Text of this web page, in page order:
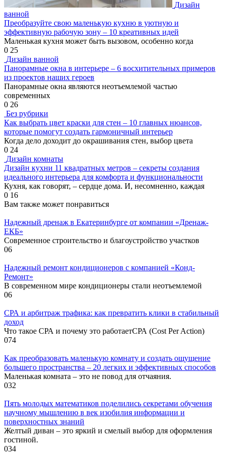
Дизайн
ванной
Преобразуйте свою маленькую кухню в уютную и
эффективную рабочую зону – 10 креативных идей
Маленькая кухня может быть вызовом, особенно когда
0 25
Дизайн ванной
Панорамные окна в интерьере – 6 восхитительных примеров
из проектов наших героев
Панорамные окна являются неотъемлемой частью
современных
0 26
Без рубрики
Как выбрать цвет краски для стен – 10 главных нюансов,
которые помогут создать гармоничный интерьер
Когда дело доходит до окрашивания стен, выбор цвета
0 24
Дизайн комнаты
Дизайн кухни 11 квадратных метров – секреты создания
идеального интерьера для комфорта и функциональности
Кухня, как говорят, – сердце дома. И, несомненно, каждая
0 16
Вам также может понравиться
Надежный дренаж в Екатеринбурге от компании «Дренаж-
ЕКБ»
Современное строительство и благоустройство участков
06
Надежный ремонт кондиционеров с компанией «Конд-
Ремонт»
В современном мире кондиционеры стали неотъемлемой
06
СРА и арбитраж трафика: как превратить клики в стабильный
доход
Что такое СРА и почему это работаетСРА (Cost Per Action)
074
Как преобразовать маленькую комнату и создать ощущение
большего пространства – 20 легких и эффективных способов
Маленькая комната – это не повод для отчаяния.
032
Пять молодых математиков поделились секретами обучения
научному мышлению в век изобилия информации и
поверхностных знаний
Желтый диван – это яркий и смелый выбор для оформления
гостиной.
034